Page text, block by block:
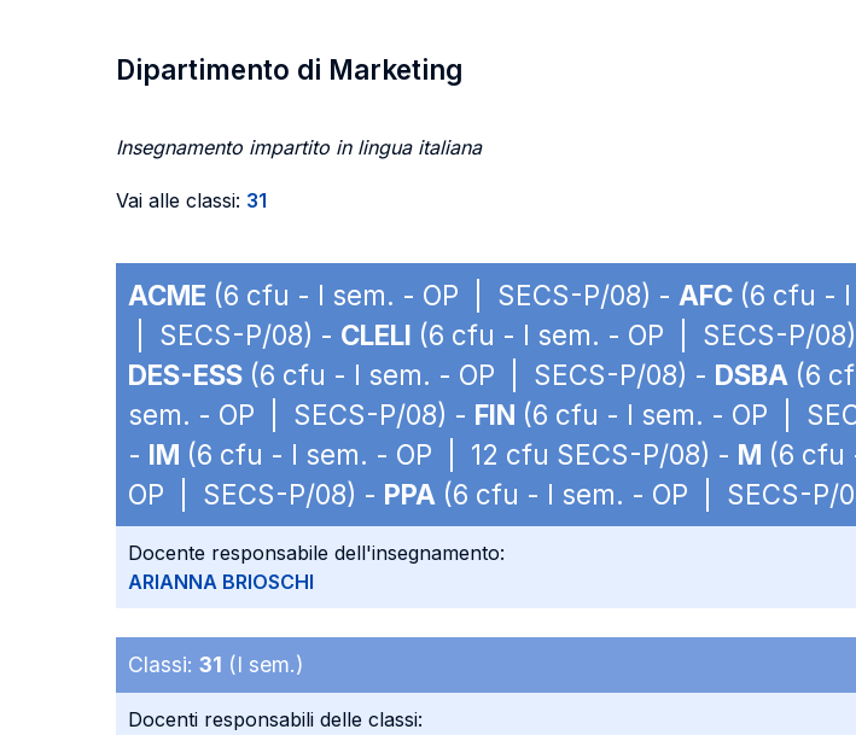
Dipartimento di Marketing
Insegnamento impartito in lingua italiana
Vai alle classi: 31
ACME (6 cfu - I sem. - OP | SECS-P/08) - AFC (6 cfu -
| SECS-P/08) - CLELI (6 cfu - I sem. - OP | SECS-P/
DES-ESS (6 cfu - I sem. - OP | SECS-P/08) - DSBA (6
sem. - OP | SECS-P/08) - FIN (6 cfu - I sem. - OP |
- IM (6 cfu - I sem. - OP | 12 cfu SECS-P/08) - M (6 cfu
OP | SECS-P/08) - PPA (6 cfu - I sem. - OP | SECS-P/
Docente responsabile dell'insegnamento:
ARIANNA BRIOSCHI
Classi: 31 (I sem.)
Docenti responsabili delle classi: